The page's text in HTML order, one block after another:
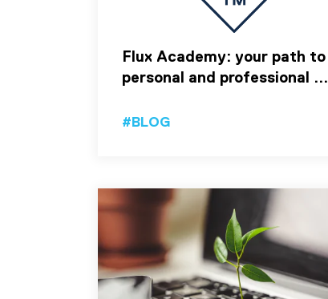
Flux Academy: your path to
personal and professional ...
#BLOG